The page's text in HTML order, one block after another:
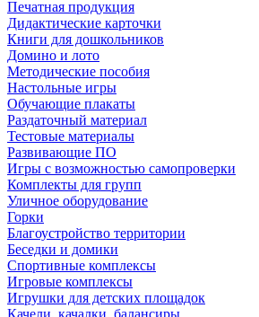
Печатная продукция
Дидактические карточки
Книги для дошкольников
Домино и лото
Методические пособия
Настольные игры
Обучающие плакаты
Раздаточный материал
Тестовые материалы
Развивающие ПО
Игры с возможностью самопроверки
Комплекты для групп
Уличное оборудование
Горки
Благоустройство территории
Беседки и домики
Спортивные комплексы
Игровые комплексы
Игрушки для детских площадок
Качели, качалки, балансиры